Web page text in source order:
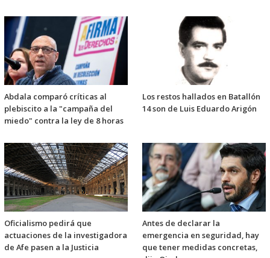
Abdala comparó críticas al
plebiscito a la "campaña del
miedo" contra la ley de 8 horas
Los restos hallados en Batallón
14 son de Luis Eduardo Arigón
Oficialismo pedirá que
actuaciones de la investigadora
de Afe pasen a la Justicia
Antes de declarar la
emergencia en seguridad, hay
que tener medidas concretas,